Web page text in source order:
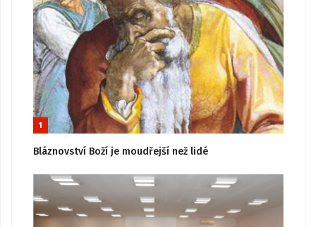
1
Bláznovství Boží je moudřejší než lidé